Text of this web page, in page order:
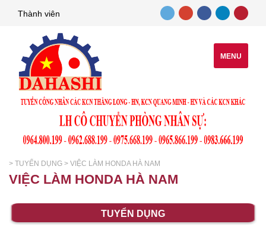
Thành viên
MENU
> TUYỂN DỤNG > VIỆC LÀM HONDA HÀ NAM
VIỆC LÀM HONDA HÀ NAM
TUYỂN DỤNG